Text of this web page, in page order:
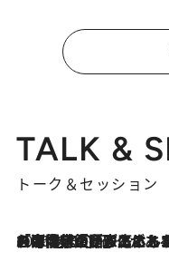
TALK &
トーク＆セッション
2026.8.3
「今後値上げがあるとすれば…」「リスクがあるのは今年の冬」エネルギー専門家が語る、ホルムズ海峡封鎖が家庭にもたらす“ある心配”